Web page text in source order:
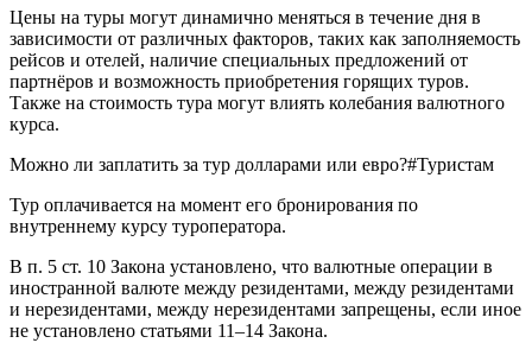
Цены на туры могут динамично меняться в течение дня в
зависимости от различных факторов, таких как заполняемость
рейсов и отелей, наличие специальных предложений от
партнёров и возможность приобретения горящих туров.
Также на стоимость тура могут влиять колебания валютного
курса.
Можно ли заплатить за тур долларами или евро?#Туристам
Тур оплачивается на момент его бронирования по
внутреннему курсу туроператора.
В п. 5 ст. 10 Закона установлено, что валютные операции в
иностранной валюте между резидентами, между резидентами
и нерезидентами, между нерезидентами запрещены, если иное
не установлено статьями 11–14 Закона.